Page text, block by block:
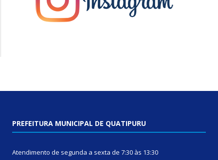
PREFEITURA MUNICIPAL DE QUATIPURU
Atendimento de segunda a sexta de 7:30 às 13:30